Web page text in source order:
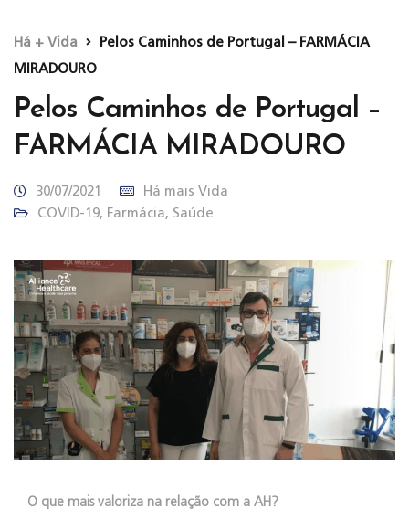
Há + Vida
Pelos Caminhos de Portugal – FARMÁCIA
MIRADOURO
Pelos Caminhos de Portugal –
FARMÁCIA MIRADOURO
30/07/2021
Há mais Vida
COVID-19, Farmácia, Saúde
O que mais valoriza na relação com a AH?